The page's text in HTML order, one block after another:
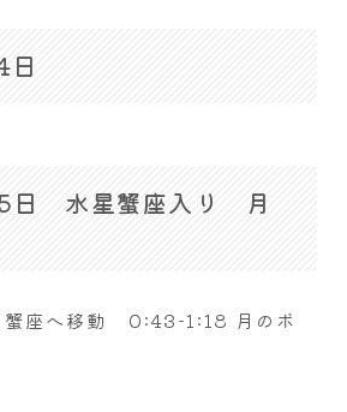
日 水星蟹座入り 月
座へ移動 0:43-1:18 月のボ